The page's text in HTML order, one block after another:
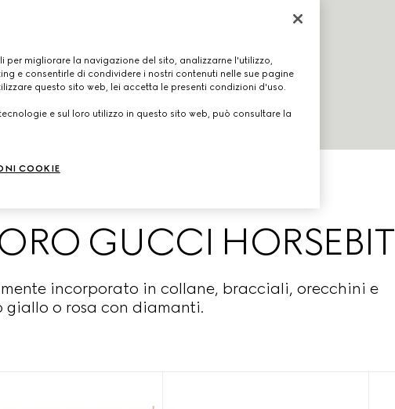
GUCCI HORSEBIT
incorporato in collane, bracciali, orecchini e
giallo o rosa con diamanti.
per migliorare la navigazione del sito, analizzarne l'utilizzo,
e consentirle di condividere i nostri contenuti nelle sue pagine
questo sito web, lei accetta le presenti condizioni d'uso.
e sul loro utilizzo in questo sito web, può consultare la
COOKIE